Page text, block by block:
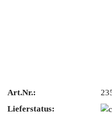
Art.Nr.:
Lieferstatus: